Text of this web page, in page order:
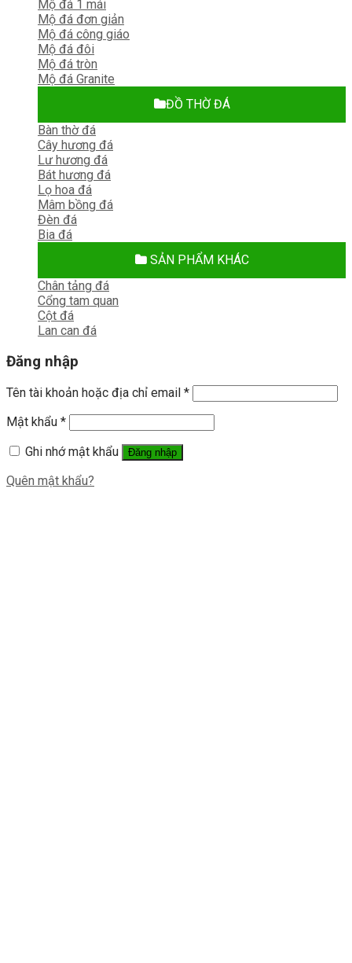
Mộ đá 1 mái
Mộ đá đơn giản
Mộ đá công giáo
Mộ đá đôi
Mộ đá tròn
Mộ đá Granite
ĐỒ THỜ ĐÁ
Bàn thờ đá
Cây hương đá
Lư hương đá
Bát hương đá
Lọ hoa đá
Mâm bồng đá
Đèn đá
Bia đá
SẢN PHẨM KHÁC
Chân tảng đá
Cổng tam quan
Cột đá
Lan can đá
Đăng nhập
Tên tài khoản hoặc địa chỉ email *
Mật khẩu *
Ghi nhớ mật khẩu
Đăng nhập
Quên mật khẩu?